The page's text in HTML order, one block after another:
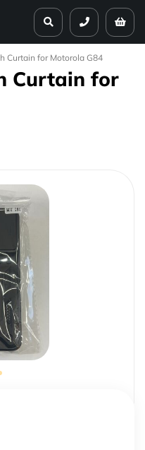
Curtain for Motorola G84
Curtain for